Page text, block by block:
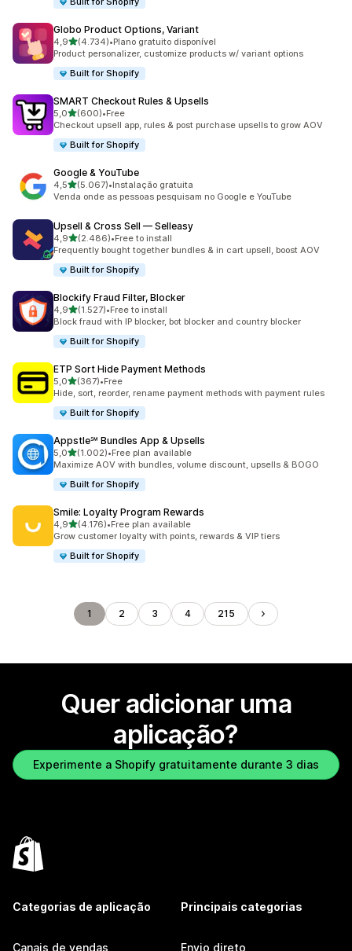
Globo Product Options, Variant
4,9de 5 estrelas
(4.734)
4734 total de avaliações
•Plano gratuito disponível
Product personalizer, customize products w/ variant options
Built for Shopify
SMART Checkout Rules & Upsells
5,0de 5 estrelas
(600)
600 total de avaliações
•Free
Checkout upsell app, rules & post purchase upsells to grow AOV
Built for Shopify
Google & YouTube
4,5de 5 estrelas
(5.067)
5067 total de avaliações
•Instalação gratuita
Venda onde as pessoas pesquisam no Google e YouTube
Upsell & Cross Sell — Selleasy
4,9de 5 estrelas
(2.486)
2486 total de avaliações
•Free to install
Frequently bought together bundles & in cart upsell, boost AOV
Built for Shopify
Blockify Fraud Filter, Blocker
4,9de 5 estrelas
(1.527)
1527 total de avaliações
•Free to install
Block fraud with IP blocker, bot blocker and country blocker
Built for Shopify
ETP Sort Hide Payment Methods
5,0de 5 estrelas
(367)
367 total de avaliações
•Free
Hide, sort, reorder, rename payment methods with payment rules
Built for Shopify
Appstle℠ Bundles App & Upsells
5,0de 5 estrelas
(1.002)
1002 total de avaliações
•Free plan available
Maximize AOV with bundles, volume discount, upsells & BOGO
Built for Shopify
Smile: Loyalty Program Rewards
4,9de 5 estrelas
(4.176)
4176 total de avaliações
•Free plan available
Grow customer loyalty with points, rewards & VIP tiers
Built for Shopify
1 2 3 4 215
Quer adicionar uma
aplicação?
Experimente a Shopify gratuitamente durante 3 dias
Categorias de aplicação
Canais de vendas
Principais categorias
Envio direto